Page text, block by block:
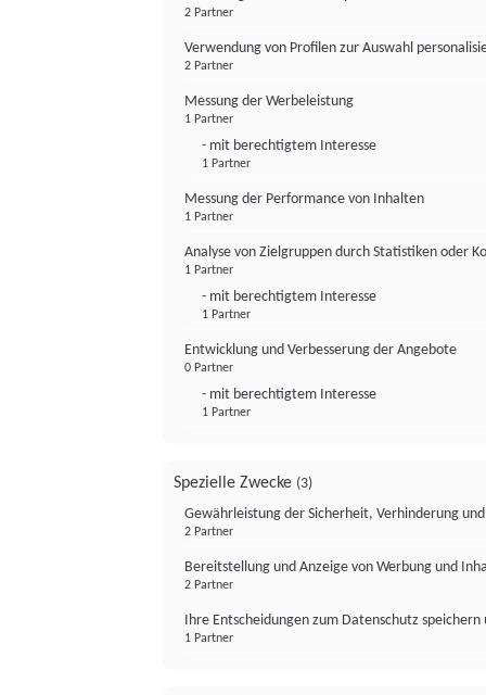
2 Partner
Verwendung von Profilen zur Auswahl
2 Partner
Messung der Werbeleistung
1 Partner
- mit berechtigtem Interesse
1 Partner
Messung der Performance von Inhalten
1 Partner
Analyse von Zielgruppen durch Statistiken oder
1 Partner
- mit berechtigtem Interesse
1 Partner
Entwicklung und Verbesserung der Angebote
0 Partner
- mit berechtigtem Interesse
1 Partner
Spezielle Zwecke (3)
Gewährleistung der Sicherheit, Verhinderung
2 Partner
Bereitstellung und Anzeige von Werbung und
2 Partner
Ihre Entscheidungen zum Datenschutz
1 Partner